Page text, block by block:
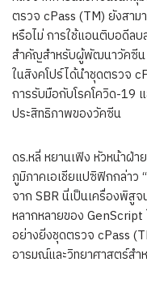
ตรวจ cPass (TM) ยังสา
หรือไม่ การใช้แอนติบอดีลบ
สำคัญสำหรับผู้พัฒนาวัคซีน
ในสิงคโปร์ได้นำชุดตรวจ
การรับมือกับโรคโควิด-19
ประสิทธิภาพของวัคซีน
ดร.หลี่ หยานเฟิง หัวหน้าฝ่
ภูมิภาคเอเชียแปซิฟิกกล่าว
จาก SBR นี่เป็นเครื่องพิสู
หลากหลายของ
อย่างยิ่งชุดตรวจ cPass
อารมณ์และวิทยาศาสตร์สำ